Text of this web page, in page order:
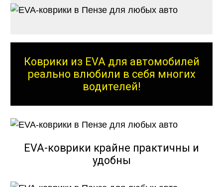
Коврики из EVA для автомобилей
реально влюбили в себя многих
водителей!
EVA-коврики крайне практичны и
удобны